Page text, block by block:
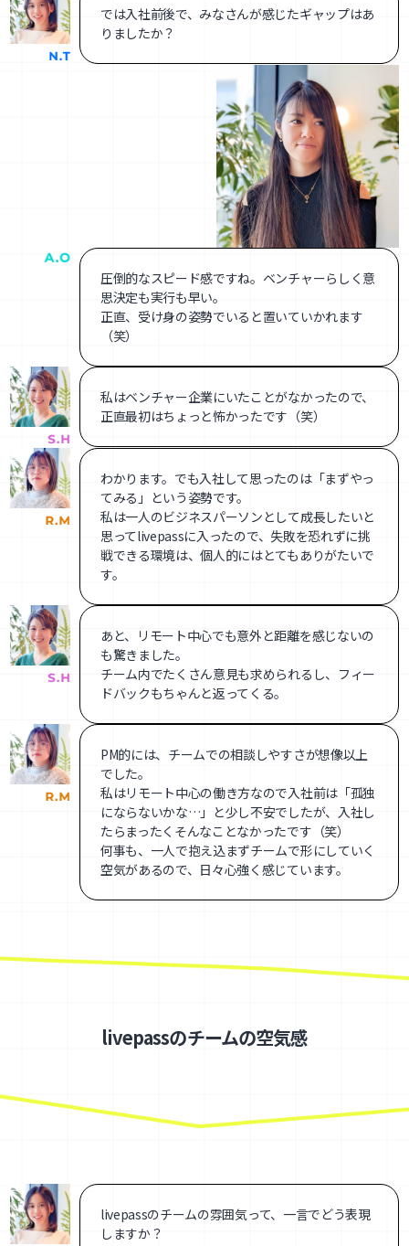
では入社前後で、みなさんが感じたギャップはあ
りましたか？
圧倒的なスピード感ですね。ベンチャーらしく意
思決定も実行も早い。
正直、受け身の姿勢でいると置いていかれます
（笑）
私はベンチャー企業にいたことがなかったので、
正直最初はちょっと怖かったです（笑）
わかります。でも入社して思ったのは「まずやっ
てみる」という姿勢です。
私は一人のビジネスパーソンとして成長したいと
思ってlivepassに入ったので、失敗を恐れずに挑
戦できる環境は、個人的にはとてもありがたいで
す。
あと、リモート中心でも意外と距離を感じないの
も驚きました。
チーム内でたくさん意見も求められるし、フィー
ドバックもちゃんと返ってくる。
PM的には、チームでの相談しやすさが想像以上
でした。
私はリモート中心の働き方なので入社前は「孤独
にならないかな…」と少し不安でしたが、入社し
たらまったくそんなことなかったです（笑）
何事も、一人で抱え込まずチームで形にしていく
空気があるので、日々心強く感じています。
livepassのチームの空気感
livepassのチームの雰囲気って、一言でどう表現
しますか？